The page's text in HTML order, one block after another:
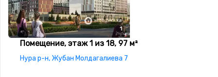
1
Помещение, этаж 1 из 18, 97 м²
Нура р-н, Жубан Молдагалиева 7